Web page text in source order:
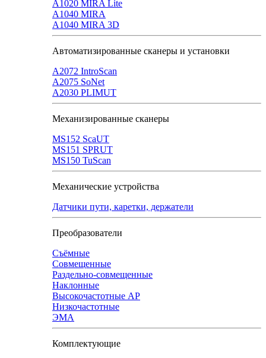
A1020 MIRA Lite
А1040 MIRA
A1040 MIRA 3D
Автоматизированные сканеры и установки
А2072 IntroScan
А2075 SoNet
А2030 PLIMUT
Механизированные сканеры
MS152 SсaUT
MS151 SPRUT
MS150 TuScan
Механические устройства
Датчики пути, каретки, держатели
Преобразователи
Съёмные
Совмещенные
Раздельно-совмещенные
Наклонные
Высокочастотные АР
Низкочастотные
ЭМА
Комплектующие